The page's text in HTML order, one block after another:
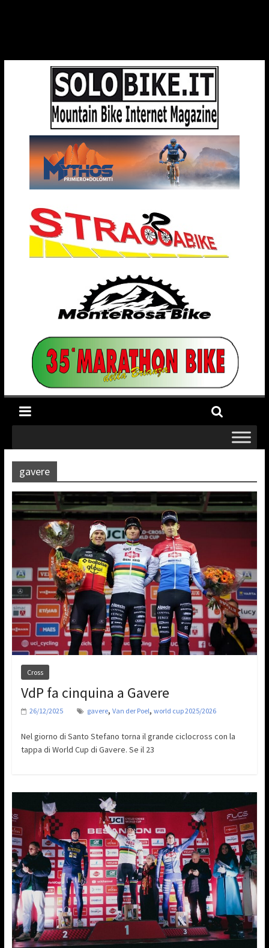
gavere
Cross
VdP fa cinquina a Gavere
26/12/2025 gavere, Van der Poel, world cup 2025/2026
Nel giorno di Santo Stefano torna il grande ciclocross con la
tappa di World Cup di Gavere. Se il 23